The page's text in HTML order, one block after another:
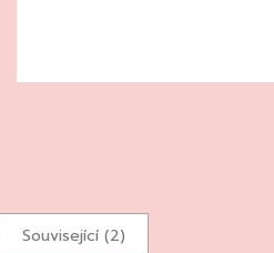
Související (2)